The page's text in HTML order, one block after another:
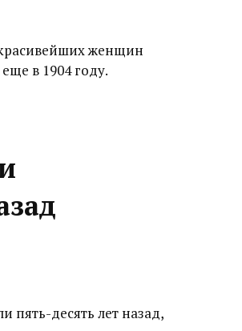
женщин
в 1904 году.
десять лет назад,